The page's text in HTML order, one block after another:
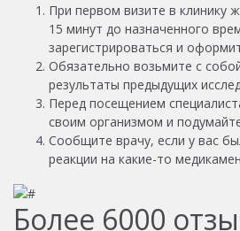
При первом визите в клинику
15 минут до назначенного
зарегистрироваться и
Обязательно возьмите с
результаты предыдущих
Перед посещением
своим организмом и
Сообщите врачу, если у вас
реакции на какие-то
Более 6000